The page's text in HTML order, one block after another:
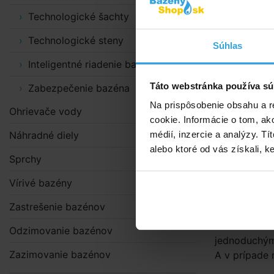
Súhlas
Táto webstránka používa
Na prispôsobenie obsahu a
cookie. Informácie o tom,
médií, inzercie a analýzy.
alebo ktoré od vás získali,
UV-C
viazaný
pôsobenie.
Žiadny
nerezovej
reflexii.
využívania
ionizátora
dokážete
A v prípade
Technologické šachty
Technologické steny
Inteligentné riadenie bazénov
Zabezpečenie bazéna
Ohrievače vody
Náhradné diely
Sprchy
Vírivé bazény
Zastrešenie bazénov
Odzimovanie bazénov
Zazimovanie bazénov